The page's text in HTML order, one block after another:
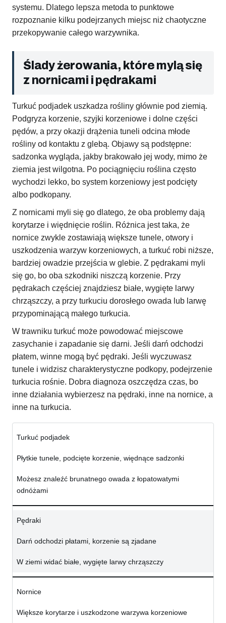
systemu. Dlatego lepsza metoda to punktowe
rozpoznanie kilku podejrzanych miejsc niż chaotyczne
przekopywanie całego warzywnika.
Ślady żerowania, które mylą się
z nornicami i pędrakami
Turkuć podjadek uszkadza rośliny głównie pod ziemią.
Podgryza korzenie, szyjki korzeniowe i dolne części
pędów, a przy okazji drążenia tuneli odcina młode
rośliny od kontaktu z glebą. Objawy są podstępne:
sadzonka wygląda, jakby brakowało jej wody, mimo że
ziemia jest wilgotna. Po pociągnięciu roślina często
wychodzi lekko, bo system korzeniowy jest podcięty
albo podkopany.
Z nornicami myli się go dlatego, że oba problemy dają
korytarze i więdnięcie roślin. Różnica jest taka, że
nornice zwykle zostawiają większe tunele, otwory i
uszkodzenia warzyw korzeniowych, a turkuć robi niższe,
bardziej owadzie przejścia w glebie. Z pędrakami myli
się go, bo oba szkodniki niszczą korzenie. Przy
pędrakach częściej znajdziesz białe, wygięte larwy
chrząszczy, a przy turkuciu dorosłego owada lub larwę
przypominającą małego turkucia.
W trawniku turkuć może powodować miejscowe
zasychanie i zapadanie się darni. Jeśli darń odchodzi
płatem, winne mogą być pędraki. Jeśli wyczuwasz
tunele i widzisz charakterystyczne podkopy, podejrzenie
turkucia rośnie. Dobra diagnoza oszczędza czas, bo
inne działania wybierzesz na pędraki, inne na nornice, a
inne na turkucia.
Turkuć podjadek
Płytkie tunele, podcięte korzenie, więdnące sadzonki
Możesz znaleźć brunatnego owada z łopatowatymi
odnóżami
Pędraki
Darń odchodzi płatami, korzenie są zjadane
W ziemi widać białe, wygięte larwy chrząszczy
Nornice
Większe korytarze i uszkodzone warzywa korzeniowe